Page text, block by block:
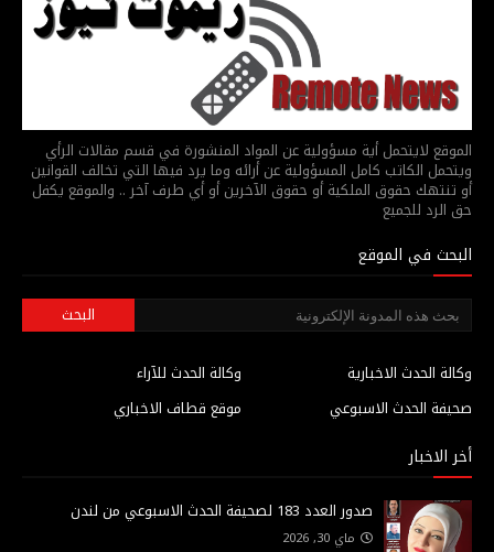
الموقع لايتحمل أية مسؤولية عن المواد المنشورة في قسم مقالات الرأي
ويتحمل الكاتب كامل المسؤولية عن أرائه وما يرد فيها التي تخالف القوانين
أو تنتهك حقوق الملكية أو حقوق الآخرين أو أي طرف آخر .. والموقع يكفل
حق الرد للجميع
البحث في الموقع
وكالة الحدث للآراء
وكالة الحدث الاخبارية
موقع قطاف الاخباري
صحيفة الحدث الاسبوعي
أخر الاخبار
صدور العدد 183 لصحيفة الحدث الاسبوعي من لندن
ماي 30, 2026